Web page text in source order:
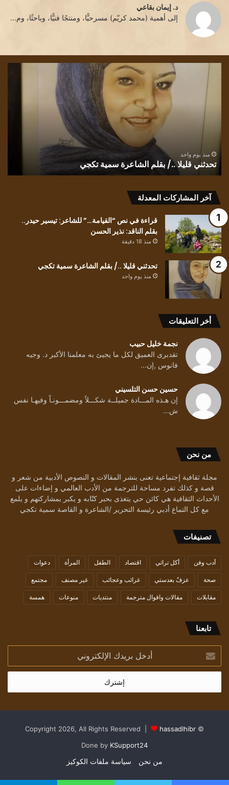
د. إيمان بقاعي
إلى أهمية (محمد كريّم) مسرحيًّا، ومنتجًا فنيًّا، وباحثًا، وم...
تحدثني
الشاعرة
منذ يوم واحد
تحدثني قليلا ../ بقلم الشاعرة سمية تكجي
آخر المشاركات المعدلة
قراءة في نص “القيامة…” للشاعر: تيسير حيدر..
بقلم الناقد: نذير الحسن
منذ 18 دقيقة
تحدثني قليلا ../ بقلم الشاعرة سمية تكجي
منذ يوم واحد
أخر التعليقات
نجمة خليل حبيب
تقدبرى العميق لكل ما يجيئ به معلمنا الأكبر د. وجيه
فانوس ,إن...
حسين حسن التلسيني
إن هـذه المـــادة جميلــة شكـــلاً ومضمـــونـاً وفيهـا نفس
ش...
من نحن
مجلة ثقافية إجتماعية تعنى بنشر المقالات و النصوص الأدبية من شعر و
قصة و كذلك تفرد مساحة للترجمة من الأدب العالمي و إضاءات على
الأحداث الثقافية هي كائن حي يتغذى بحبر كتّابه و يكبر بمشاركتهم و يلمع
مع كل التماع أدبي رئيسة التحرير /الشاعرة و القاصة سمية تكجي
تصنيفات
أدب وفن أكل تراثي اقتصاد الطفل المرأة دعوات
صحة عزفٌ بعدستي غرائب وعجائب غير مصنف مجتمع
مقابلات مقالات واقوال مترجمة منتديات منوعات همسة
تابعنا
بريدك
الإلكتروني
© Copyright 2026, All Rights Reserved |
hassadlhibr
Done by KSupport24
من نحن سياسة ملفات الكوكيز